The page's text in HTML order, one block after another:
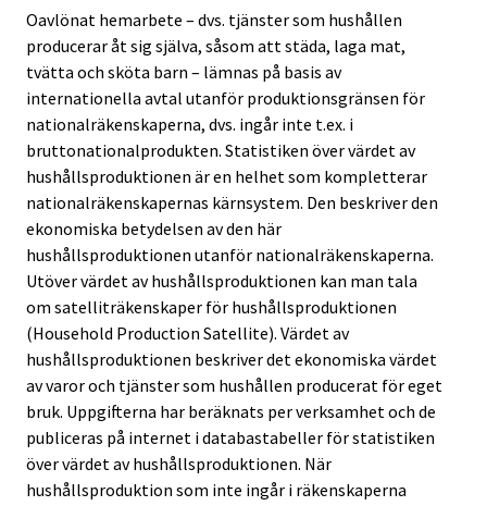
Oavlönat hemarbete – dvs. tjänster som hushållen
producerar åt sig själva, såsom att städa, laga mat,
tvätta och sköta barn – lämnas på basis av
internationella avtal utanför produktionsgränsen för
nationalräkenskaperna, dvs. ingår inte t.ex. i
bruttonationalprodukten. Statistiken över värdet av
hushållsproduktionen är en helhet som kompletterar
nationalräkenskapernas kärnsystem. Den beskriver den
ekonomiska betydelsen av den här
hushållsproduktionen utanför nationalräkenskaperna.
Utöver värdet av hushållsproduktionen kan man tala
om satelliträkenskaper för hushållsproduktionen
(Household Production Satellite). Värdet av
hushållsproduktionen beskriver det ekonomiska värdet
av varor och tjänster som hushållen producerat för eget
bruk. Uppgifterna har beräknats per verksamhet och de
publiceras på internet i databastabeller för statistiken
över värdet av hushållsproduktionen. När
hushållsproduktion som inte ingår i räkenskaperna